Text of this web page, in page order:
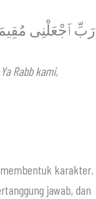
رَبِّ ٱجْعَلْنِى
Rabb kami,